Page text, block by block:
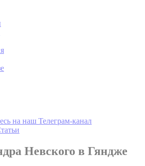
на наш Телеграм-канал
Невского в Гяндже